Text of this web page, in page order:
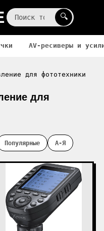
🔍
AV-ресиверы и
для фототехники
для
Популярные А-Я